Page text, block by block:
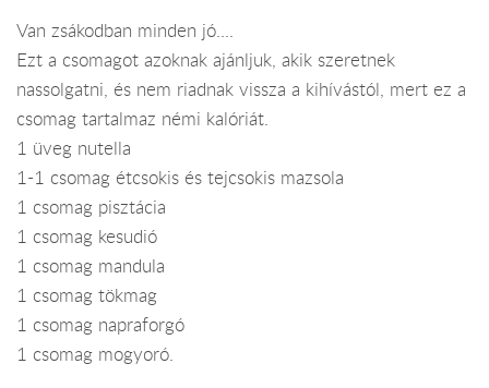
Van zsákodban minden jó....
Ezt a csomagot azoknak ajánljuk, akik szeretnek
nassolgatni, és nem riadnak vissza a kihívástól, mert ez a
csomag tartalmaz némi kalóriát.
1 üveg nutella
1-1 csomag étcsokis és tejcsokis mazsola
1 csomag pisztácia
1 csomag kesudió
1 csomag mandula
1 csomag tökmag
1 csomag napraforgó
1 csomag mogyoró.